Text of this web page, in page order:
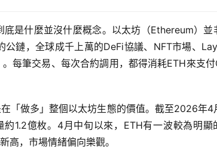
是什麼並沒什麼概念。以太坊（Ethereum）並
鏈，全球成千上萬的DeFi協議、NFT市場、
每筆交易、每次合約調用，都得消耗ETH來支
「做多」整個以太坊生態的價值。截至2026年4
1.2億枚。4月中旬以來，ETH有一波較為明顯
高，市場情緒偏向樂觀。